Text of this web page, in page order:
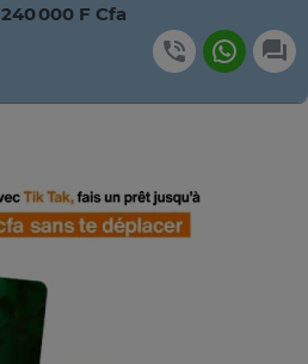
240 000 F Cfa